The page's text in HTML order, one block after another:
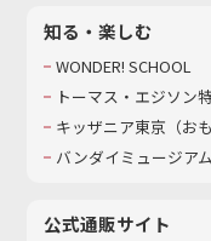
知る・楽しむ
WONDER! SCHOOL
トーマス・エジソン
キッザニア東京（お
バンダイミュージア
公式通販サイト